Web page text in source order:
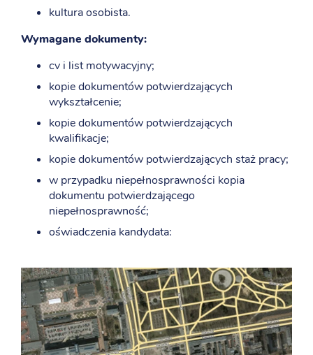
kultura osobista.
Wymagane dokumenty:
cv i list motywacyjny;
kopie dokumentów potwierdzających
wykształcenie;
kopie dokumentów potwierdzających
kwalifikacje;
kopie dokumentów potwierdzających staż pracy;
w przypadku niepełnosprawności kopia
dokumentu potwierdzającego
niepełnosprawność;
oświadczenia kandydata: